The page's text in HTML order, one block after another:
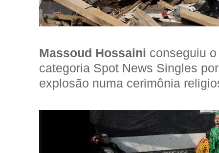
Massoud Hossaini conseguiu
categoria Spot News Singles
explosão numa cerimônia